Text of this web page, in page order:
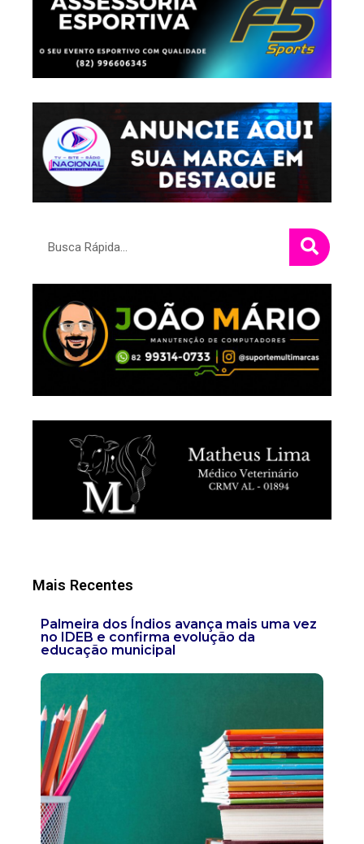
Mais Recentes
Palmeira dos Índios avança mais uma vez
no IDEB e confirma evolução da
educação municipal